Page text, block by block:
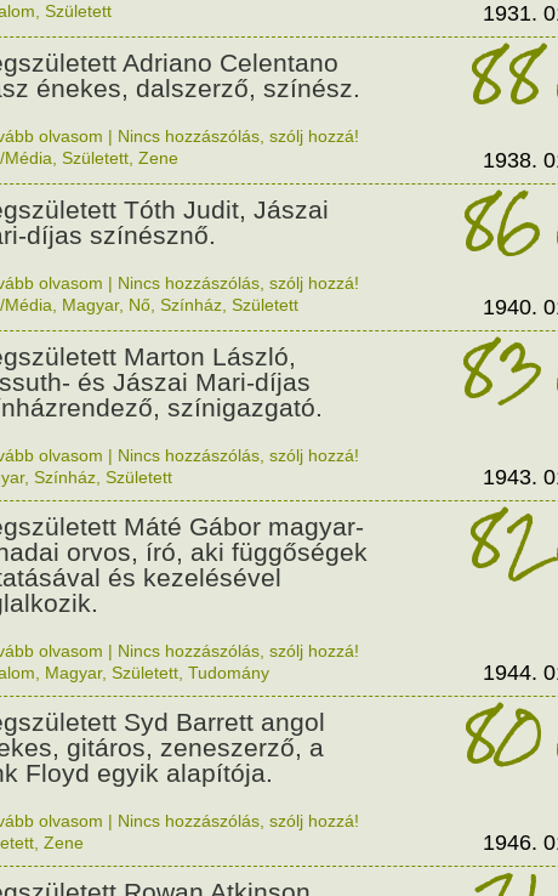
Született 1931.
Adriano Celentano
énekes, dalszerző, színész.
88
olvasom | Nincs hozzászólás, szólj hozzá!
Média Született Zene 1938.
Tóth Judit, Jászai
díjas színésznő.
86
olvasom | Nincs hozzászólás, szólj hozzá!
Média
Magyar, Nő Színház Született 1940.
Marton László,
és Jászai Mari-díjas
színigazgató.
83
olvasom | Nincs hozzászólás, szólj hozzá!
, Színház Született 1943.
Máté Gábor magyar-
orvos, író, aki függőségek
és kezelésével
82
olvasom | Nincs hozzászólás, szólj hozzá!
Magyar, Született Tudomány 1944.
Syd Barrett angol
gitáros, zeneszerző, a
Floyd egyik alapítója.
80
olvasom | Nincs hozzászólás, szólj hozzá!
Zene 1946.